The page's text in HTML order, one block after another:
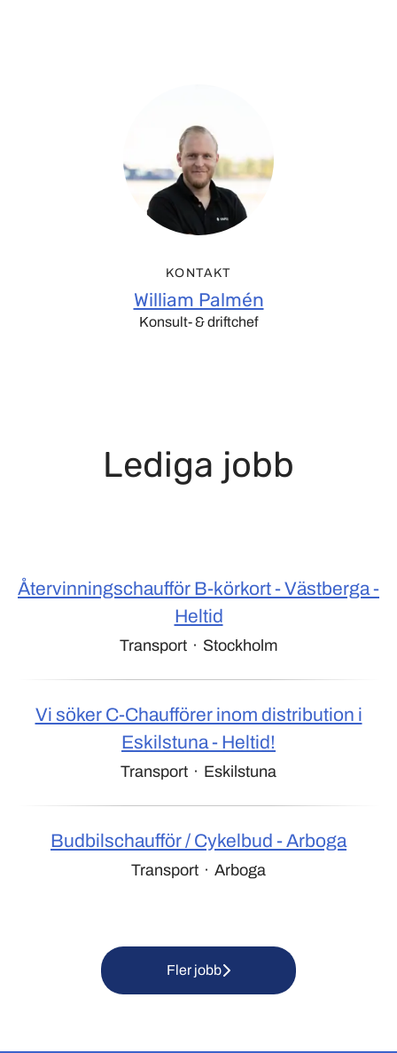
KONTAKT
William Palmén
Konsult- & driftchef
Lediga jobb
Återvinningschaufför B-körkort - Västberga -
Heltid
Transport · Stockholm
Vi söker C-Chaufförer inom distribution i
Eskilstuna - Heltid!
Transport · Eskilstuna
Budbilschaufför / Cykelbud - Arboga
Transport · Arboga
Fler jobb